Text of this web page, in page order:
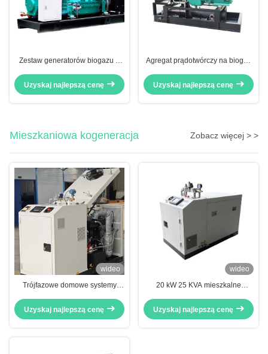
Zestaw generatorów biogazu o
160KW 3 fazy 1500 obrotów na
Uzyskaj najlepszą cenę
Agregat prądotwórczy na biogaz
długa żywotność
Uzyskaj najlepszą cenę
Mieszkaniowa kogeneracja Zobacz więcej > >
wideo
Trójfazowe domowe systemy
8KW 10KVA
Uzyskaj najlepszą cenę
wideo
20 kW 25 KVA mieszkalne
asynchronicznym alternatorem
chłodzonym wodą
Uzyskaj najlepszą cenę